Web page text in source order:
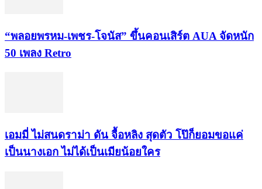
“พลอยพรหม-เพชร-โจนัส” ขึ้นคอนเสิร์ต AUA จัดหนัก
50 เพลง Retro
เอมมี่ ไม่สนดราม่า ดัน จื้อหลิง สุดตัว โป๊ก็ยอมขอแค่
เป็นนางเอก ไม่ได้เป็นเมียน้อยใคร